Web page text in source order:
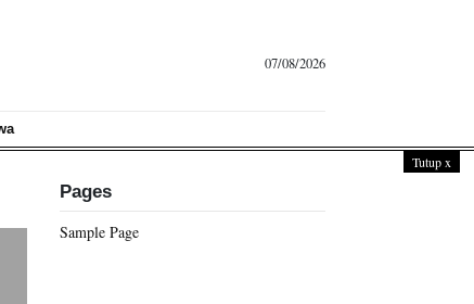
07/08/2026
Tutupx
Pages
Sample Page